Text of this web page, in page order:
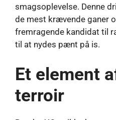
smagsoplevelse. Denne
de mest krævende ganer
fremragende kandidat til
til at nydes pænt på is.
Et element
terroir